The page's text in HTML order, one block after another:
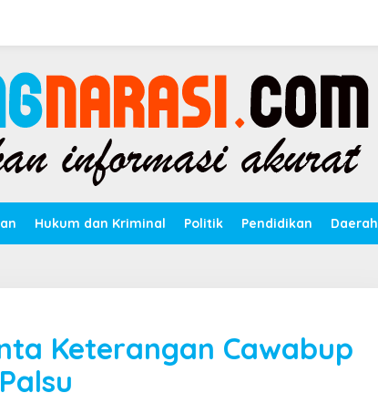
Hukum dan Kriminal Politik Pendidikan Daerah
Keterangan Cawabup